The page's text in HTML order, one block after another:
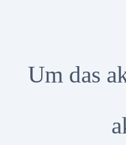
Um das